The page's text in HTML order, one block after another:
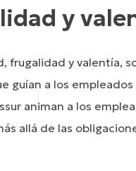
y
frugalidad y valentía,
guían a los
animan a los
allá de las